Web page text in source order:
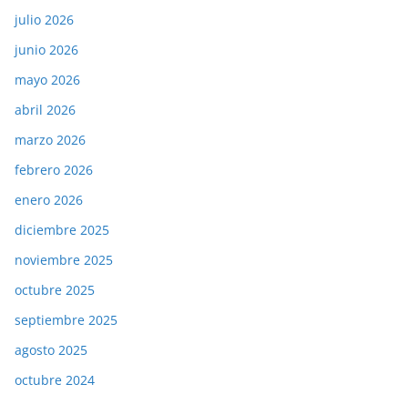
julio 2026
junio 2026
mayo 2026
abril 2026
marzo 2026
febrero 2026
enero 2026
diciembre 2025
noviembre 2025
octubre 2025
septiembre 2025
agosto 2025
octubre 2024